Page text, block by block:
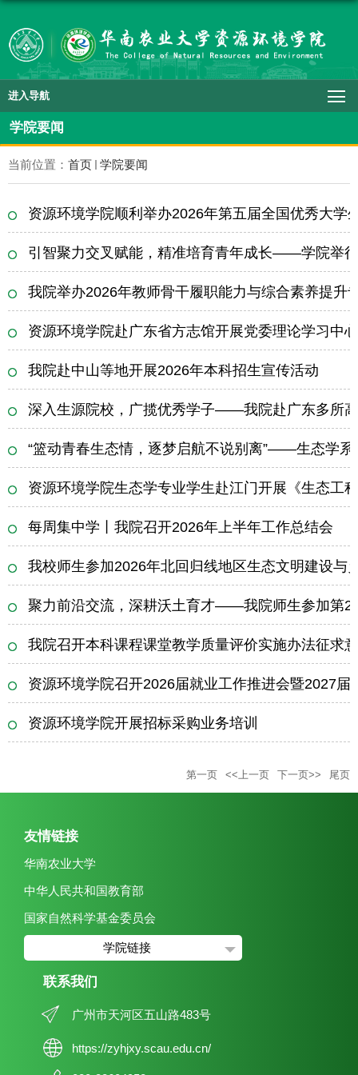
进入导航
学院要闻
当前位置： 首页 学院要闻
资源环境学院顺利举办2026年第五届全国优秀大学
引智聚力交叉赋能，精准培育青年成长——学院举
我院举办2026年教师骨干履职能力与综合素养提升
资源环境学院赴广东省方志馆开展党委理论学习中
我院赴中山等地开展2026年本科招生宣传活动
深入生源院校，广揽优秀学子——我院赴广东多所
“篮动青春生态情，逐梦启航不说别离”——生态学
资源环境学院生态学专业学生赴江门开展《生态工
每周集中学丨我院召开2026年上半年工作总结会
我校师生参加2026年北回归线地区生态文明建设与
聚力前沿交流，深耕沃土育才——我院师生参加第
我院召开本科课程课堂教学质量评价实施办法征求
资源环境学院召开2026届就业工作推进会暨2027届
资源环境学院开展招标采购业务培训
第一页 <<上一页 下一页>> 尾页
友情链接
华南农业大学
中华人民共和国教育部
国家自然科学基金委员会
学院链接
联系我们
广州市天河区五山路483号
https://zyhjxy.scau.edu.cn/